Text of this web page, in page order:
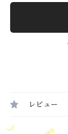
レビュー